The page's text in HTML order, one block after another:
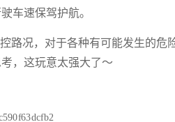
车速保驾护航。
路况，对于各种有可能发生的
，这玩意太强大了～